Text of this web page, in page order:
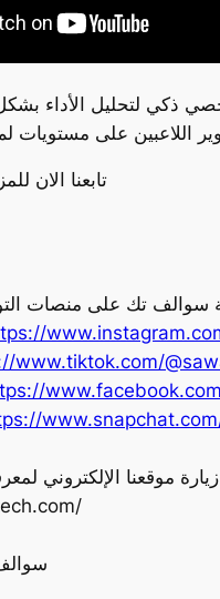
ذكي لتحليل الأداء
تابعنا الان
سوالف تك على منصات
www.tiktok.com/
موقعنا الإلكتروني